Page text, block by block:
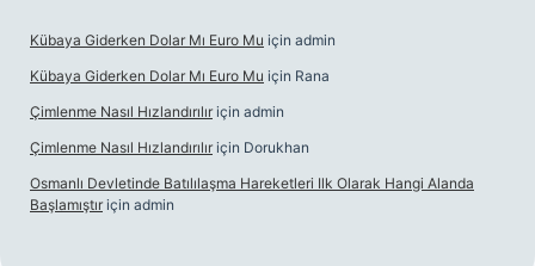
Kübaya Giderken Dolar Mı Euro Mu için admin
Kübaya Giderken Dolar Mı Euro Mu için Rana
Çimlenme Nasıl Hızlandırılır için admin
Çimlenme Nasıl Hızlandırılır için Dorukhan
Osmanlı Devletinde Batılılaşma Hareketleri Ilk Olarak Hangi Alanda
Başlamıştır için admin